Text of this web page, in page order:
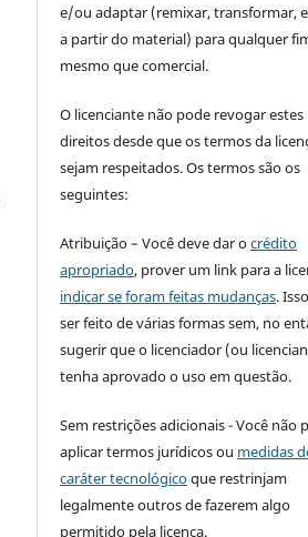
e/ou adaptar (remixar, transformar,
a partir do material) para qualquer
mesmo que comercial.
O licenciante não pode revogar estes
direitos desde que os termos da
sejam respeitados. Os termos são os
seguintes:
Atribuição – Você deve dar ocrédito
apropriado, prover um link para a
indicar se foram feitas mudanças.
ser feito de várias formas sem, no
sugerir que o licenciador (ou
tenha aprovado o uso em questão.
Sem restrições adicionais - Você não
aplicar termos jurídicos ou medidas
caráter tecnológicoque restrinjam
legalmente outros de fazerem algo
permitido pela licença.